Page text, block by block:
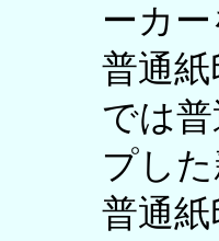
ーカ
普通
では
プし
普通